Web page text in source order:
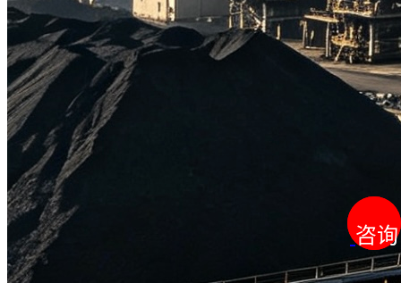
咨询
咨询